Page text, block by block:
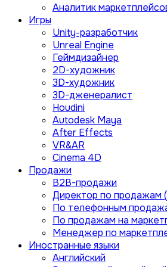
Аналитик
Игры
Unity-разработчик
Unreal Engine
Геймдизайнер
2D-художник
3D-художник
3D-дженералист
Houdini
Autodesk Maya
After Effects
VR&AR
Cinema 4D
Продажи
B2B-продажи
Директор по продажам
По телефонным
По продажам на
Менеджер по
Иностранные языки
Английский